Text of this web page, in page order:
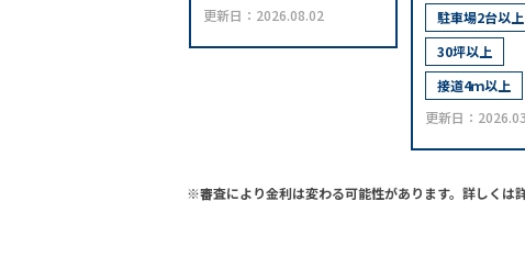
更新日：2026.08.02
駐車場2台以上
30坪以上
接道4ｍ以上
更新日：
※審査により金利は変わる可能性があります。 詳しくは